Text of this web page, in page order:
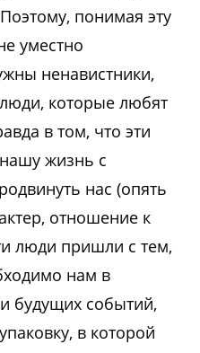
понимая эту
уместно
ненавистники,
которые любят
в том, что эти
жизнь с
нас (опять
отношение к
люди пришли с тем,
нам в
будущих событий,
в которой